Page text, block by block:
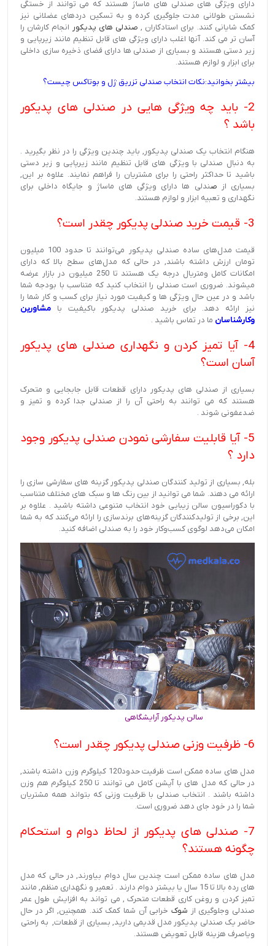
دارای ویژگی های صندلی های ماساژ هستند که می توانند از خستگی
نشستن طولانی مدت جلوگیری کرده و به تسکین دردهای عضلانی نیز
کمک شایانی کنند. برای استادکاران , صندلی های پدیکور انجام کارشان را
آسان تر می کند. آنها اغلب دارای ویژگی های قابل تنظیم مانند زیرپایی و
زیر دستی هستند و بسیاری از صندلی ها دارای فضای ذخیره سازی داخلی
برای ابزار و لوازم هستند.
بیشتر بخوانید:نکات انتخاب صندلی تزریق ژل و بوتاکس چیست؟
2- باید چه ویژگی هایی در صندلی های پدیکور
باشد ؟
هنگام انتخاب یک صندلی پدیکور, باید چندین ویژگی را در نظر بگیرید .
به دنبال صندلی با ویژگی های قابل تنظیم مانند زیرپایی و زیر دستی
باشید تا حداکثر راحتی را برای مشتریان را فراهم نمایند. علاوه بر این,
بسیاری از صندلی ها دارای ویژگی های ماساژ و جایگاه داخلی برای
نگهداری و تعبیه ابزار و لوازم هستند.
3- قیمت خرید صندلی پدیکور چقدر است؟
قیمت مدل‌های ساده صندلی پدیکور می‌توانند تا حدود 100 میلیون
تومان ارزش داشته باشند, در حالی که مدل‌های سطح بالا که دارای
امکانات کامل ومتریال درجه یک هستند تا 250 میلیون در بازار عرضه
میشوند. ضروری است صندلی را انتخاب کنید که متناسب با بودجه شما
باشد و در عین حال ویژگی ها و کیفیت مورد نیاز برای کسب و کار شما را
نیز ارائه دهد. برای خرید صندلی پدیکور باکیفیت با مشاورین
وکارشناسان ما در تماس باشید .
4- آیا تمیز کردن و نگهداری صندلی های پدیکور
آسان است؟
بسیاری از صندلی های پدیکور دارای قطعات قابل جابجایی و متحرک
هستند که می توانند به راحتی آن را از صندلی جدا کرده و تمیز و
ضدعفونی شوند .
5- آیا قابلیت سفارشی نمودن صندلی پدیکور وجود
دارد ؟
بله, بسیاری از تولید کنندگان صندلی پدیکور گزینه های سفارشی سازی را
ارائه می دهند. شما می توانید از بین رنگ ها و سبک های مختلف متناسب
با دکوراسیون سالن زیبایی خود انتخاب متنوعی داشته باشید . علاوه بر
این, برخی از تولیدکنندگان گزینه‌های برندسازی را ارائه می‌کنند که به شما
امکان می‌دهد لوگوی کسب‌وکار خود را به صندلی اضافه کنید.
سالن پدیکور آرایشگاهی
6- ظرفیت وزنی صندلی پدیکور چقدر است؟
مدل های ساده ممکن است ظرفیت حدود120 کیلوگرم وزن داشته باشند,
در حالی که مدل های با آپشن کامل می توانند تا 250 کیلوگرم هم وزن
داشته باشند . انتخاب صندلی با ظرفیت وزنی که بتواند همه مشتریان
شما را در خود جای دهد ضروری است.
7- صندلی های پدیکور از لحاظ دوام و استحکام
چگونه هستند؟
مدل های ساده ممکن است چندین سال دوام بیاورند, در حالی که مدل
های رده بالا تا 15 سال یا بیشتر دوام دارند . تعمیر و نگهداری منظم, مانند
تمیز کردن و روغن کاری قطعات متحرک , می تواند به افزایش طول عمر
صندلی وجلوگیری از شوک خرابی آن شما کمک کند. همچنین, اگر در حال
حاضر یک صندلی پدیکور مدل قدیمی دارید, بسیاری از قطعات, به راحتی
ویاصرف هزینه قابل تعویض هستند.